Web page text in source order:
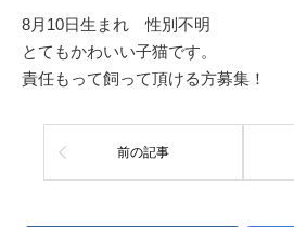
8月10日生まれ 性別不明
とてもかわいい子猫です。
責任もって飼って頂ける方募集！
前の記事